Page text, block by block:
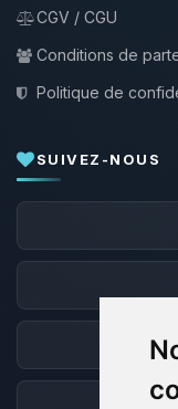
CGV / CGU
Conditions de
Politique de
SUIVEZ-NOUS